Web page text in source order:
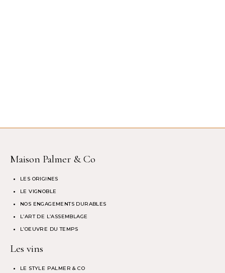
Maison Palmer & Co
LES ORIGINES
LE VIGNOBLE
NOS ENGAGEMENTS DURABLES
L’ART DE L’ASSEMBLAGE
L’OEUVRE DU TEMPS
Les vins
LE STYLE PALMER & CO